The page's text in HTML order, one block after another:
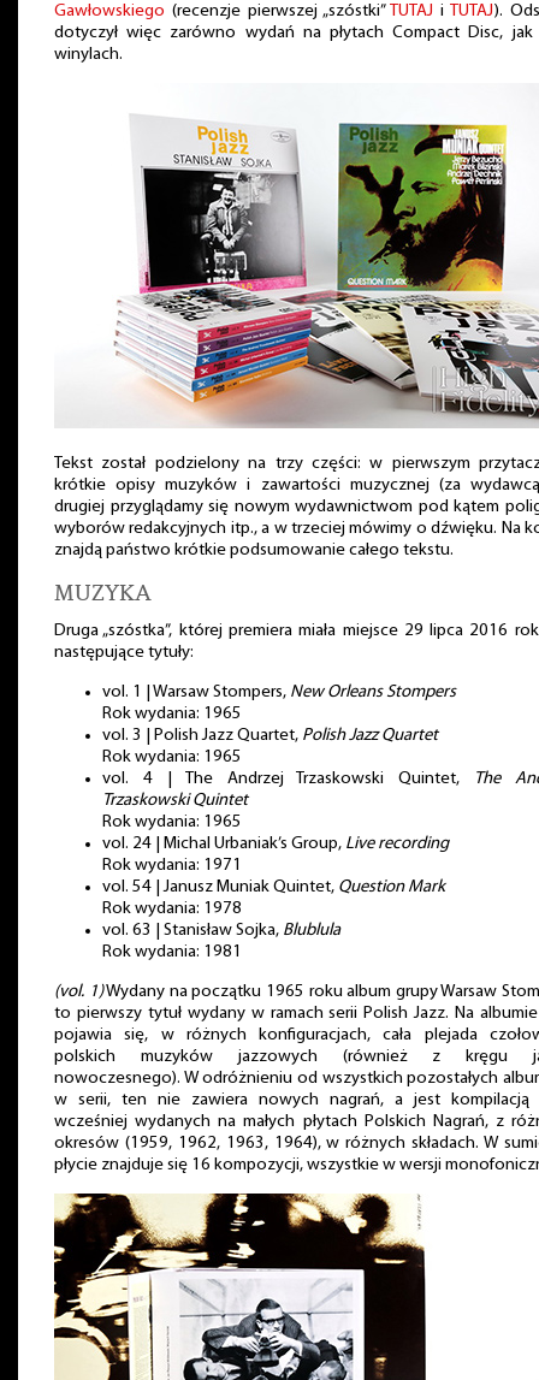
Gawłowskiego (recenzje pierwszej „szóstki”TUTAJ iTUTAJ).
dotyczył więc zarówno wydań na płytach Compact Disc,
winylach.
Tekst został podzielony na trzy części: w pierwszym
krótkie opisy muzyków i zawartości muzycznej (za
drugiej przyglądamy się nowym wydawnictwom pod kątem
wyborów redakcyjnych itp., a w trzeciej mówimy o dźwięku. Na
znajdą państwo krótkie podsumowanie całego tekstu.
MUZYKA
Druga „szóstka”, której premiera miała miejsce 29 lipca 2016
następujące tytuły:
vol. 1 | Warsaw Stompers, New Orleans Stompers
Rok wydania: 1965
vol. 3 | Polish Jazz Quartet, Polish Jazz Quartet
Rok wydania: 1965
vol. 4 | The Andrzej Trzaskowski Quintet,
The
Trzaskowski Quintet
Rok wydania: 1965
vol. 24 | Michal Urbaniak’s Group, Live recording
Rok wydania: 1971
vol. 54 | Janusz Muniak Quintet, Question Mark
Rok wydania: 1978
vol. 63 | Stanisław Sojka, Blublula
Rok wydania: 1981
(vol. 1)Wydany na początku 1965 roku album grupy Warsaw
to pierwszy tytuł wydany w ramach serii Polish Jazz. Na
pojawia się, w różnych konfiguracjach, cała plejada
polskich muzyków jazzowych (również z kręgu
nowoczesnego). W odróżnieniu od wszystkich pozostałych
w serii, ten nie zawiera nowych nagrań, a jest kompilacją
wcześniej wydanych na małych płytach Polskich Nagrań, z
okresów (1959, 1962, 1963, 1964), w różnych składach. W
płycie znajduje się 16 kompozycji, wszystkie w wersji